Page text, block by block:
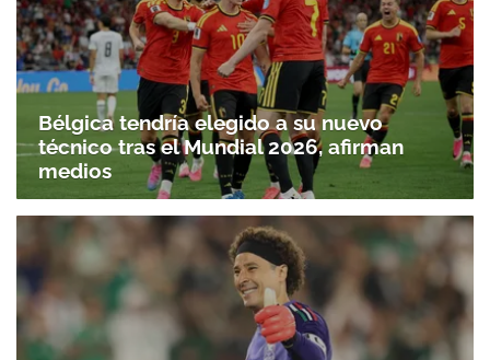
Bélgica tendría elegido a su nuevo
técnico tras el Mundial 2026, afirman
medios